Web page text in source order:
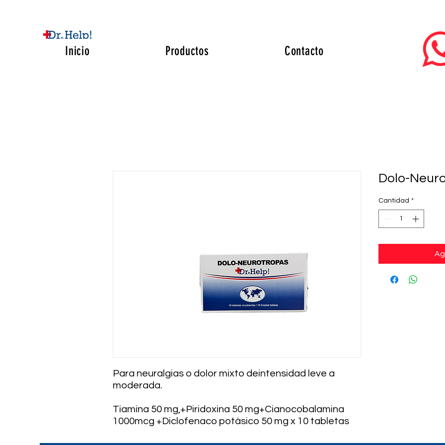
Inicio Productos Contacto
Para neuralgias o dolor mixto deintensidad leve a
moderada.
Tiamina 50 mg,+Piridoxina 50 mg+Cianocobalamina
1000mcg +Diclofenaco potásico 50 mg x 10 tabletas
Dolo-
Cantidad *